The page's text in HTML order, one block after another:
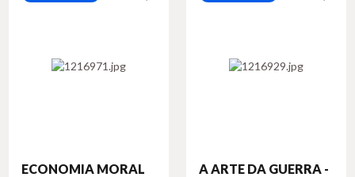
ECONOMIA MORAL
A ARTE DA GUERRA -